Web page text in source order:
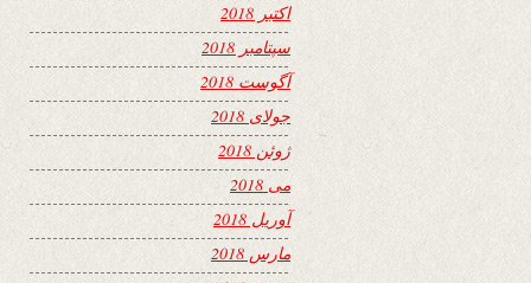
اکتبر 2018
سپتامبر 2018
آگوست 2018
جولای 2018
ژوئن 2018
می 2018
آوریل 2018
مارس 2018